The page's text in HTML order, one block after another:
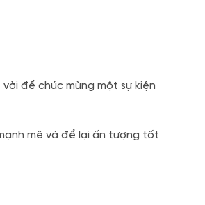
để chúc mừng một sự kiện
mẽ và để lại ấn tượng tốt